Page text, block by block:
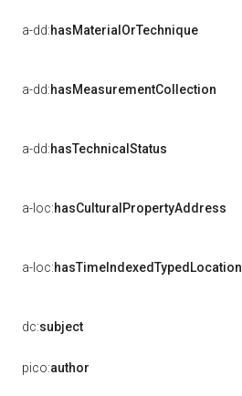
a-dd:hasMaterialOrTechnique
a-dd:hasMeasurementCollection
a-dd:hasTechnicalStatus
a-loc:hasCulturalPropertyAddress
a-loc:hasTimeIndexedTypedLocation
dc:subject
pico:author